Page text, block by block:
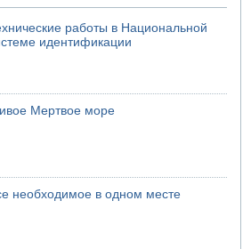
работы в Национальной
идентификации
Мертвое море
необходимое в одном месте